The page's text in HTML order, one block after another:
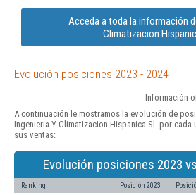
Acceda a toda la información
Climatizacion
Evolución posiciones 2023 - 2024
Información
A continuación le mostramos la evolución de
Ingenieria Y Climatizacion Hispanica Sl. por
sus ventas:
Evolución posiciones 2023
Ranking Posición 2023